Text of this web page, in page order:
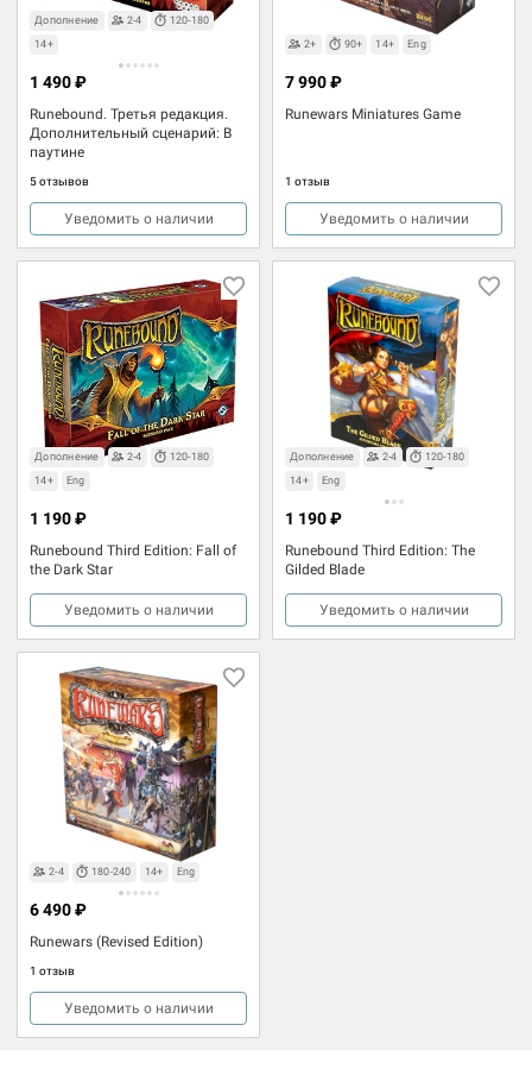
Дополнение 2-4
120-180
14+
Runebound. Третья редакция.
Дополнительный сценарий: В
паутине
5 отзывов
1 490 ₽
Уведомить о наличии
2+ 90+ 14+ Eng
Runewars Miniatures Game
1 отзыв
7 990 ₽
Уведомить о наличии
Дополнение 2-4
120-180
14+
Eng
Runebound Third Edition: Fall of
the Dark Star
1 190 ₽
Уведомить о наличии
Дополнение 2-4
120-180
14+
Eng
Runebound Third Edition: The
Gilded Blade
1 190 ₽
Уведомить о наличии
2-4 180-240 14+ Eng
Runewars (Revised Edition)
1 отзыв
6 490 ₽
Уведомить о наличии